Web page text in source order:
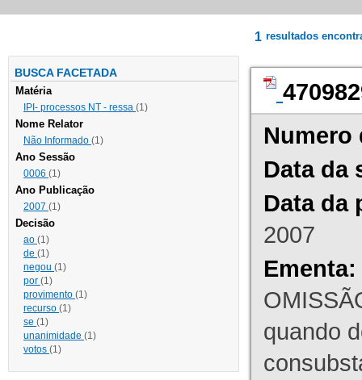
BUSCA FACETADA
Matéria
IPI- processos NT - ressa (1)
Nome Relator
Não Informado (1)
Ano Sessão
0006 (1)
Ano Publicação
2007 (1)
Decisão
ao (1)
de (1)
negou (1)
por (1)
provimento (1)
recurso (1)
se (1)
unanimidade (1)
votos (1)
1 resultados
Numero
Data da
Data da
2007
Ementa:
quando